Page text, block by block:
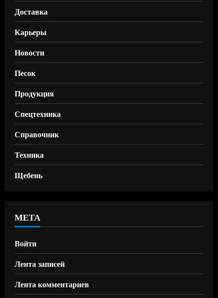
Доставка
Карьеры
Новости
Песок
Продукция
Спецтехника
Справочник
Техника
Щебень
МЕТА
Войти
Лента записей
Лента комментариев